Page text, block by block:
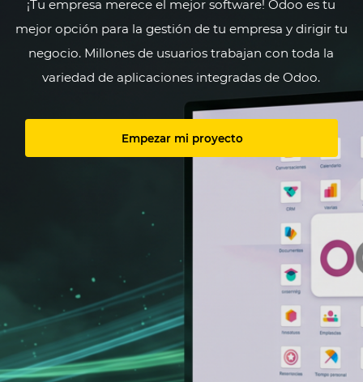
¡Tu empresa merece el mejor software! Odoo es tu
mejor opción para la gestión de tu empresa y dirigir tu
negocio. Millones de usuarios trabajan con toda la
variedad de aplicaciones integradas de Odoo.
Empezar mi proyecto